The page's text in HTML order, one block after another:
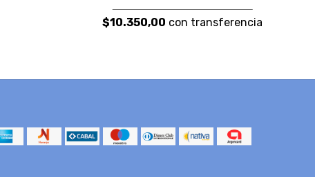
$10.350,00 con transferencia